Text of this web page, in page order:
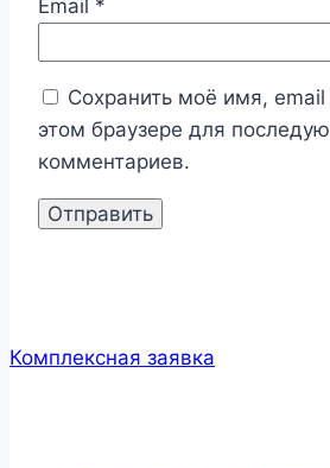
Email *
Сохранить моё имя, email
этом браузере для
комментариев.
Комплексная заявка